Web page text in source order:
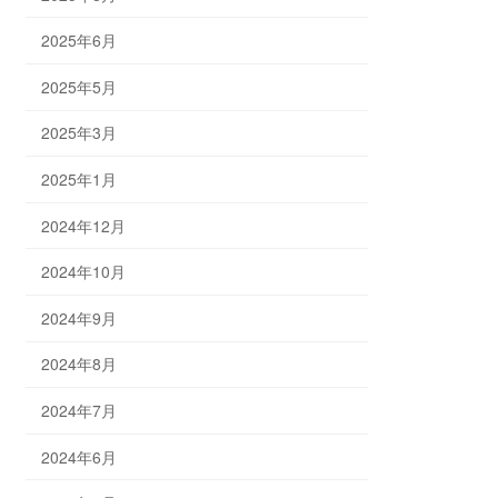
2025年6月
2025年5月
2025年3月
2025年1月
2024年12月
2024年10月
2024年9月
2024年8月
2024年7月
2024年6月